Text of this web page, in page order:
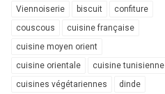
Viennoiserie
biscuit
confiture
couscous
cuisine française
cuisine moyen orient
cuisine orientale
cuisine tunisienne
cuisines végétariennes
dinde